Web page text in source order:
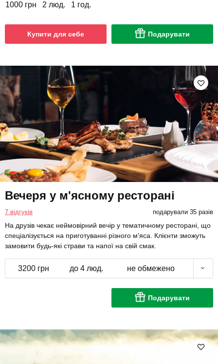
1000 грн 2 люд. 1 год.
Купити для себе Подарувати
Вечеря у м'ясному ресторані
7 відгуків подарували 35 разів
На друзів чекає неймовірний вечір у тематичному ресторані, що
спеціалізується на приготуванні різного м'яса. Клієнти зможуть
замовити будь-які страви та напої на свій смак.
3200 грн до 4 люд. не обмежено
Подарувати